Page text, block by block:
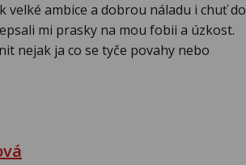
ambice a dobrou náladu i chuť do
mi prasky na mou fobii a úzkost.
nejak ja co se tyče povahy nebo